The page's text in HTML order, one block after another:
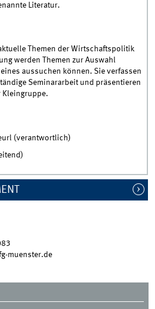
Literatur.
Themen der Wirtschaftspolitik
werden Themen zur Auswahl
aussuchen können. Sie verfassen
Seminararbeit und präsentieren
Kleingruppe.
(verantwortlich)
muenster.de